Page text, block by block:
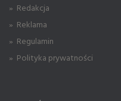
» Redakcja
» Reklama
» Regulamin
» Polityka prywatności